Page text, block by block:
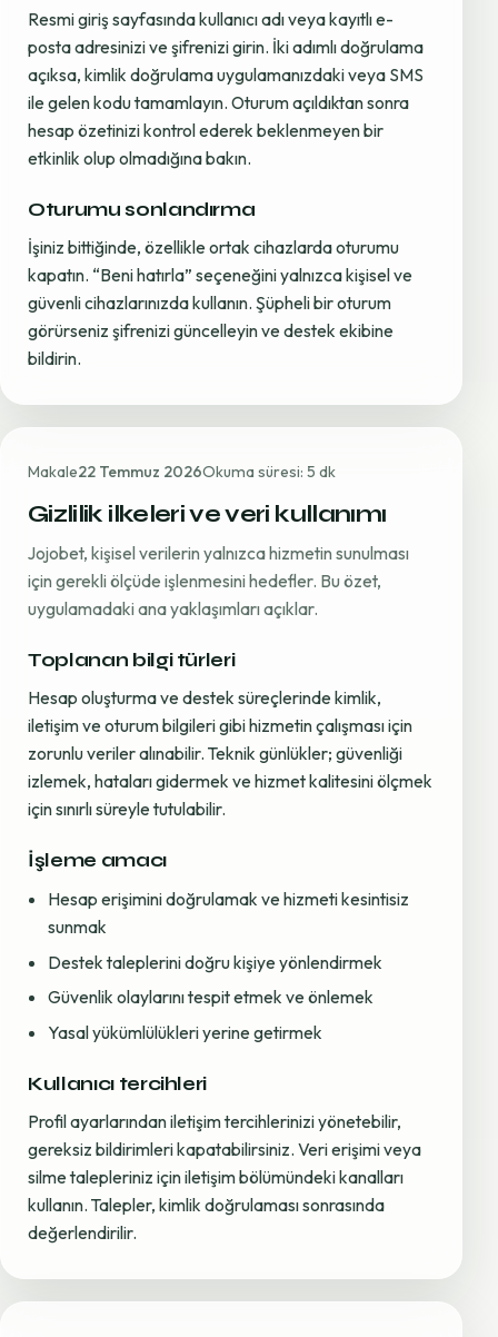
Resmi giriş sayfasında kullanıcı adı veya kayıtlı e-
posta adresinizi ve şifrenizi girin. İki adımlı doğrulama
açıksa, kimlik doğrulama uygulamanızdaki veya SMS
ile gelen kodu tamamlayın. Oturum açıldıktan sonra
hesap özetinizi kontrol ederek beklenmeyen bir
etkinlik olup olmadığına bakın.
Oturumu sonlandırma
İşiniz bittiğinde, özellikle ortak cihazlarda oturumu
kapatın. “Beni hatırla” seçeneğini yalnızca kişisel ve
güvenli cihazlarınızda kullanın. Şüpheli bir oturum
görürseniz şifrenizi güncelleyin ve destek ekibine
bildirin.
Makale22 Temmuz 2026Okuma süresi: 5 dk
Gizlilik ilkeleri ve veri kullanımı
Jojobet, kişisel verilerin yalnızca hizmetin sunulması
için gerekli ölçüde işlenmesini hedefler. Bu özet,
uygulamadaki ana yaklaşımları açıklar.
Toplanan bilgi türleri
Hesap oluşturma ve destek süreçlerinde kimlik,
iletişim ve oturum bilgileri gibi hizmetin çalışması için
zorunlu veriler alınabilir. Teknik günlükler; güvenliği
izlemek, hataları gidermek ve hizmet kalitesini ölçmek
için sınırlı süreyle tutulabilir.
İşleme amacı
Hesap erişimini doğrulamak ve hizmeti kesintisiz
sunmak
Destek taleplerini doğru kişiye yönlendirmek
Güvenlik olaylarını tespit etmek ve önlemek
Yasal yükümlülükleri yerine getirmek
Kullanıcı tercihleri
Profil ayarlarından iletişim tercihlerinizi yönetebilir,
gereksiz bildirimleri kapatabilirsiniz. Veri erişimi veya
silme talepleriniz için iletişim bölümündeki kanalları
kullanın. Talepler, kimlik doğrulaması sonrasında
değerlendirilir.